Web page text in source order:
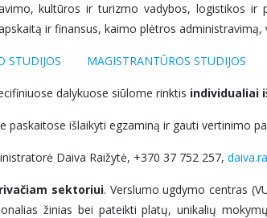
kultūros ir turizmo vadybos, logistikos
ir finansus, kaimo plėtros
STUDIJOS MAGISTRANTŪROS STUDIJOS
dalykuose siūlome rinktis individualiai
paskaitose išlaikyti egzaminą ir gauti vertinimo
Daiva Raižytė, +370 37 752 257,
sektoriui. Verslumo ugdymo centras
žinias bei pateikti platų, unikalių